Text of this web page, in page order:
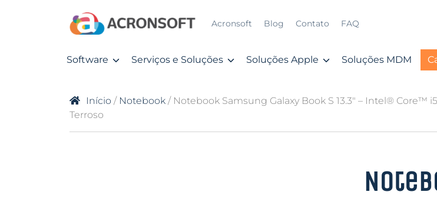
Acronsoft Blog Contato FAQ
Software Serviços e Soluções Soluções Apple Soluções MDM
Início / Notebook / Notebook Samsung Galaxy Book S 13.3″ – Intel® Core™
Terroso